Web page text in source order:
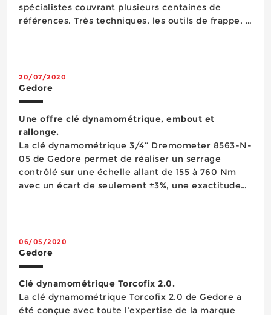
spécialistes couvrant plusieurs centaines de
références. Très techniques, les outils de frappe, à
20/07/2020
Gedore
Une offre clé dynamométrique, embout et
rallonge.
La clé dynamométrique 3/4’’ Dremometer 8563-N-
05 de Gedore permet de réaliser un serrage
contrôlé sur une échelle allant de 155 à 760 Nm
avec un écart de seulement ±3%, une exactitude
06/05/2020
Gedore
Clé dynamométrique Torcofix 2.0.
La clé dynamométrique Torcofix 2.0 de Gedore a
été conçue avec toute l’expertise de la marque